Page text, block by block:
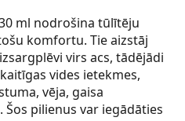
ml nodrošina tūlītēju
komfortu. Tie aizstāj
virs acs, tādējādi
vides ietekmes,
vēja, gaisa
pilienus var iegādāties